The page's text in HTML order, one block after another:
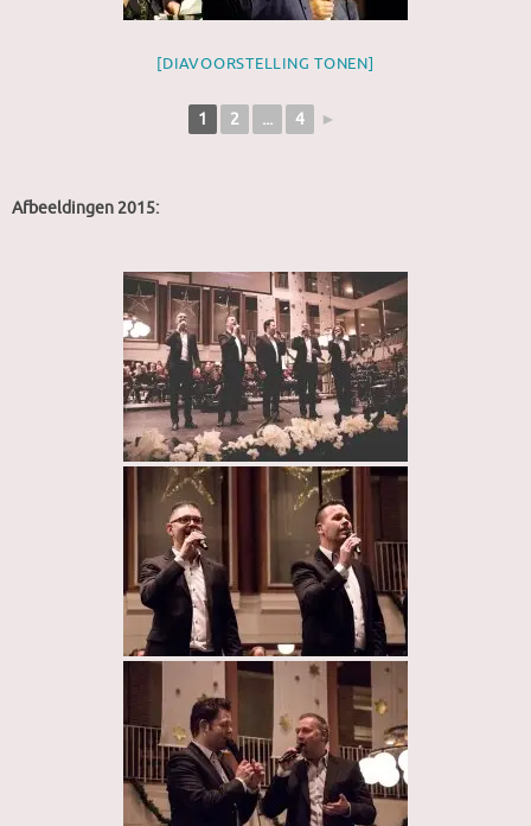
[DIAVOORSTELLING TONEN]
1 2 ... 4 ►
Afbeeldingen 2015: